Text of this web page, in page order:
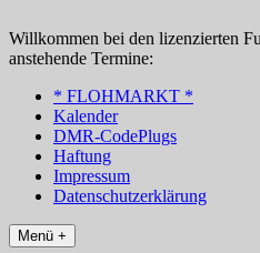
Inhalt
springen
Willkommen bei den lizenzierten
anstehende Termine:
* FLOHMARKT *
Kalender
DMR-CodePlugs
Haftung
Impressum
Datenschutzerklärung
Menü +